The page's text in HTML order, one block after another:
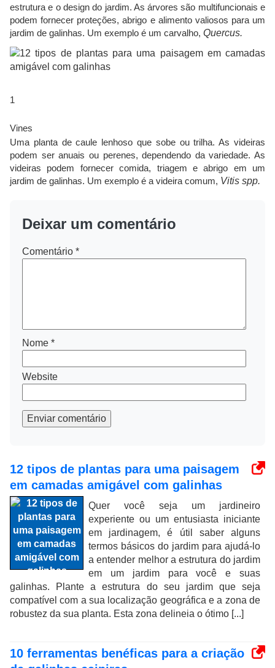
estrutura e o design do jardim. As árvores são multifuncionais e
podem fornecer proteções, abrigo e alimento valiosos para um
jardim de galinhas. Um exemplo é um carvalho, Quercus.
1
Vines
Uma planta de caule lenhoso que sobe ou trilha. As videiras
podem ser anuais ou perenes, dependendo da variedade. As
videiras podem fornecer comida, triagem e abrigo em um
jardim de galinhas. Um exemplo é a videira comum, Vitis spp.
Deixar um comentário
Comentário *
Nome *
Website
Enviar comentário
12 tipos de plantas para uma paisagem
em camadas amigável com galinhas
Quer você seja um jardineiro
experiente ou um entusiasta iniciante
em jardinagem, é útil saber alguns
termos básicos do jardim para ajudá-lo
a entender melhor a estrutura do jardim
em um jardim para você e suas
galinhas. Plante a estrutura do seu jardim que seja
compatível com a sua localização geográfica e a zona de
robustez da sua planta. Esta zona delineia o ótimo [...]
10 ferramentas benéficas para a criação